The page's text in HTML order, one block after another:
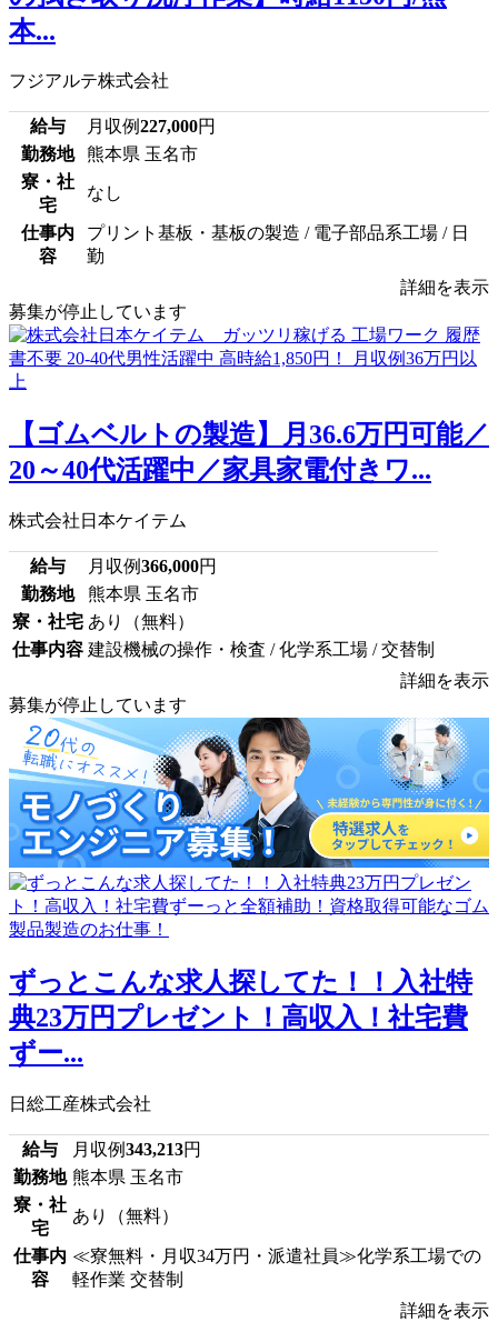
本...
フジアルテ株式会社
給与 月収例227,000円
勤務地
熊本県 玉名市
寮・社
宅
なし
仕事内
容
プリント基板・基板の製造 / 電子部品系工場 / 日
勤
詳細を表示
募集が停止しています
【ゴムベルトの製造】月36.6万円可能／
20～40代活躍中／家具家電付きワ...
株式会社日本ケイテム
給与 月収例366,000円
勤務地
熊本県 玉名市
寮・社宅 あり（無料）
仕事内容 建設機械の操作・検査 / 化学系工場 / 交替制
詳細を表示
募集が停止しています
ずっとこんな求人探してた！！入社特
典23万円プレゼント！高収入！社宅費
ずー...
日総工産株式会社
給与 月収例343,213円
勤務地 熊本県 玉名市
寮・社
宅
あり（無料）
仕事内
容
≪寮無料・月収34万円・派遣社員≫化学系工場での
軽作業 交替制
詳細を表示